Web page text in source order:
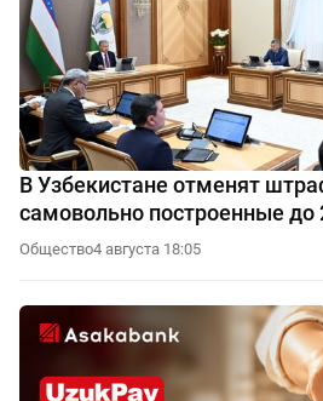
В Узбекистане отменят
самовольно построенные до
Общество4 августа 18:05